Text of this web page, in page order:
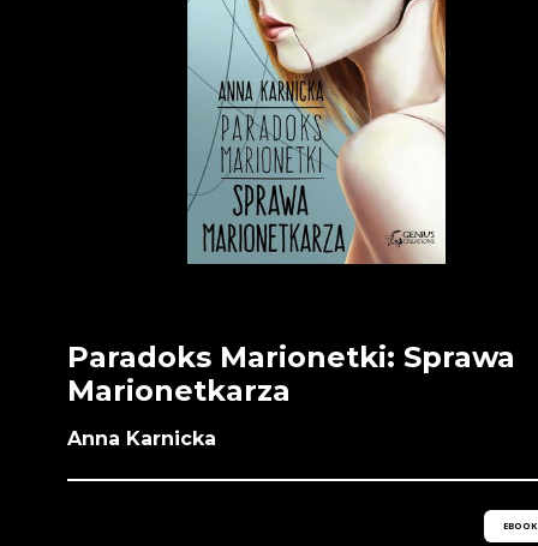
Paradoks Marionetki: Sprawa
Marionetkarza
Anna Karnicka
EBOOK